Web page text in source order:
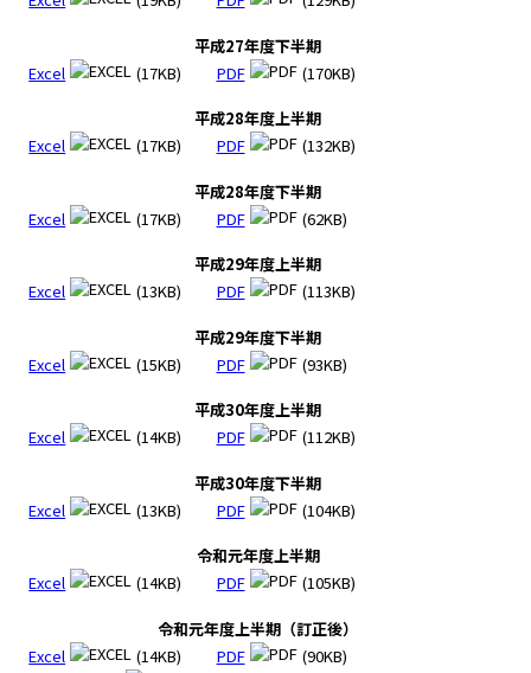
平成27年度下半期
Excel
(17KB) PDF (170KB)
平成28年度上半期
Excel
(17KB) PDF (132KB)
平成28年度下半期
Excel
(17KB) PDF (62KB)
平成29年度上半期
Excel
(13KB) PDF (113KB)
平成29年度下半期
Excel
(15KB) PDF (93KB)
平成30年度上半期
Excel
(14KB) PDF (112KB)
平成30年度下半期
Excel
(13KB) PDF (104KB)
令和元年度上半期
Excel
(14KB) PDF (105KB)
令和元年度上半期（訂正後）
Excel
(14KB) PDF
(90KB)